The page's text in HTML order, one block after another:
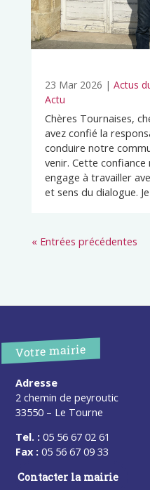
23 Mar 2026 | Actus
Actu
Chères Tournaises,
avez confié la
conduire notre
venir. Cette confiance
engage à travailler
et sens du dialogue.
« Entrées précédentes
Votre mairie
Adresse
2 chemin de peyroutic
33550 – Le Tourne
Tel. : 05 56 67 02 61
Fax : 05 56 67 09 33
Contacter la mairie